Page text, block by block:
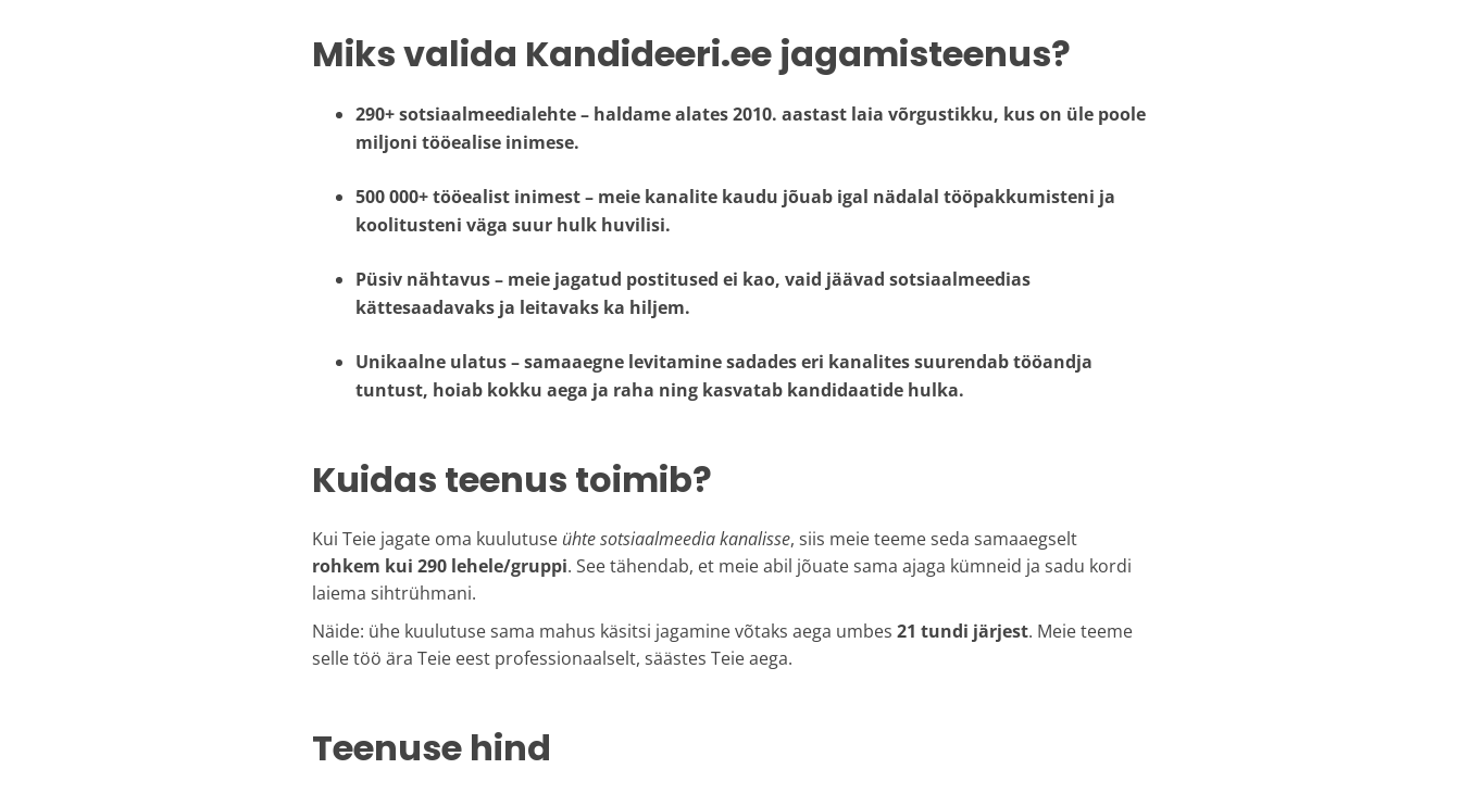
Miks valida Kandideeri.ee jagamisteenus?
290+ sotsiaalmeedialehte– haldame alates 2010. aastast laia võrgustikku, kus on üle poole
miljoni tööealise inimese.
500 000+ tööealist inimest– meie kanalite kaudu jõuab igal nädalal tööpakkumisteni ja
koolitusteni väga suur hulk huvilisi.
Püsiv nähtavus– meie jagatud postitused ei kao, vaid jäävad sotsiaalmeedias
kättesaadavaks ja leitavaks ka hiljem.
Unikaalne ulatus– samaaegne levitamine sadades eri kanalites suurendab tööandja
tuntust, hoiab kokku aega ja raha ning kasvatab kandidaatide hulka.
Kuidas teenus toimib?
Kui Teie jagate oma kuulutuse ühte sotsiaalmeedia kanalisse, siis meie teeme seda samaaegselt
rohkem kui 290 lehele/gruppi. See tähendab, et meie abil jõuate sama ajaga kümneid ja sadu kordi
laiema sihtrühmani.
Näide: ühe kuulutuse sama mahus käsitsi jagamine võtaks aega umbes 21 tundi järjest. Meie teeme
selle töö ära Teie eest professionaalselt, säästes Teie aega.
Teenuse hind